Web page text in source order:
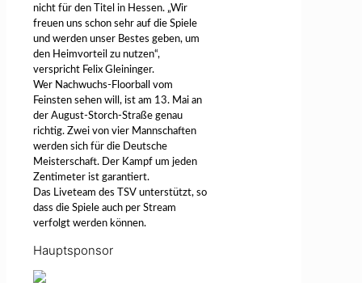
nicht für den Titel in Hessen. „Wir
freuen uns schon sehr auf die Spiele
und werden unser Bestes geben, um
den Heimvorteil zu nutzen“,
verspricht Felix Gleininger.
Wer Nachwuchs-Floorball vom
Feinsten sehen will, ist am 13. Mai an
der August-Storch-Straße genau
richtig. Zwei von vier Mannschaften
werden sich für die Deutsche
Meisterschaft. Der Kampf um jeden
Zentimeter ist garantiert.
Das Liveteam des TSV unterstützt, so
dass die Spiele auch per Stream
verfolgt werden können.
Hauptsponsor